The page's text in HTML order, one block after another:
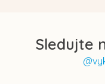
Sledujte